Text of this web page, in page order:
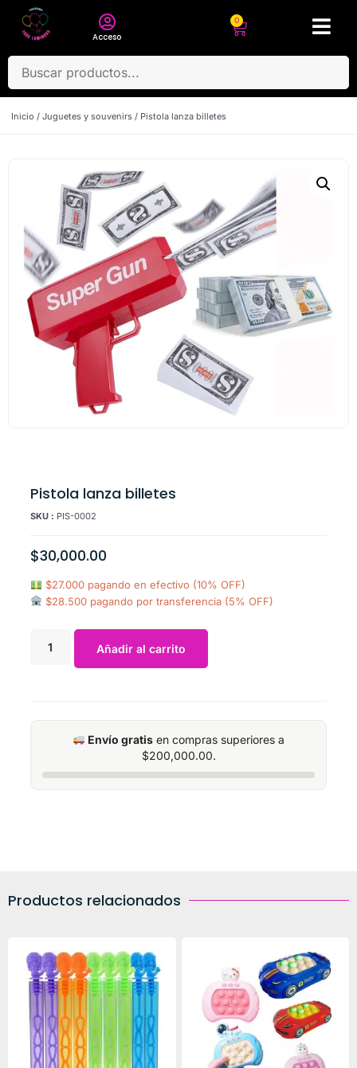
Acceso
0
Inicio / Juguetes y souvenirs / Pistola lanza billetes
Pistola lanza billetes
SKU : PIS-0002
$30,000.00
$27.000 pagando en efectivo (10% OFF)
$28.500 pagando por transferencia (5% OFF)
Añadir al carrito
Envío gratis en compras superiores a
$200,000.00.
Productos relacionados